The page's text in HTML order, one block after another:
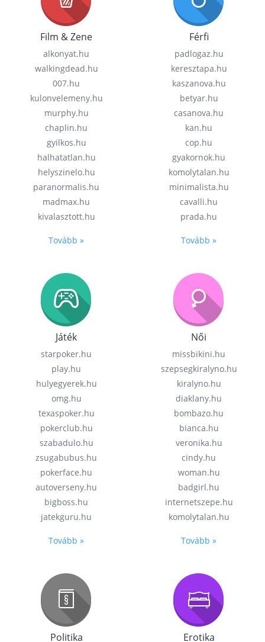
Film & Zene
alkonyat.hu
walkingdead.hu
007.hu
kulonvelemeny.hu
murphy.hu
chaplin.hu
gyilkos.hu
halhatatlan.hu
helyszinelo.hu
paranormalis.hu
madmax.hu
kivalasztott.hu
Tovább »
Férfi
padlogaz.hu
keresztapa.hu
kaszanova.hu
betyar.hu
casanova.hu
kan.hu
cop.hu
gyakornok.hu
komolytalan.hu
minimalista.hu
cavalli.hu
prada.hu
Tovább »
Játék
starpoker.hu
play.hu
hulyegyerek.hu
omg.hu
texaspoker.hu
pokerclub.hu
szabadulo.hu
zsugabubus.hu
pokerface.hu
autoverseny.hu
bigboss.hu
jatekguru.hu
Tovább »
Női
missbikini.hu
szepsegkiralyno.hu
kiralyno.hu
diaklany.hu
bombazo.hu
bianca.hu
veronika.hu
cindy.hu
woman.hu
badgirl.hu
internetszepe.hu
komolytalan.hu
Tovább »
Politika Erotika